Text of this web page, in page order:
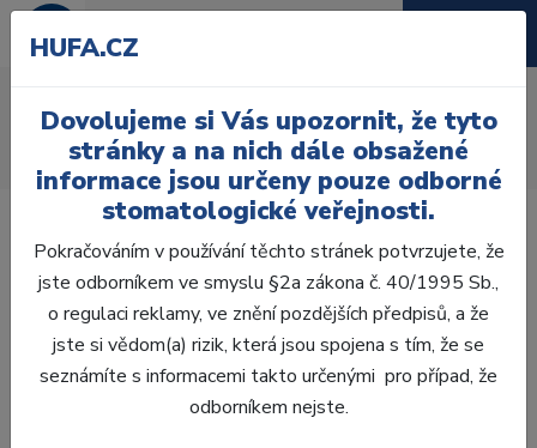
Úvod Laboratoř Zatmelování
Vložka
Sklokarbonová vložka
HUFA.CZ
Dovolujeme si Vás upozornit, že tyto
stránky a na nich dále obsažené
informace jsou určeny pouze odborné
stomatologické veřejnosti.
Pokračováním v používání těchto stránek potvrzujete, že
jste odborníkem ve smyslu §2a zákona č. 40/1995 Sb.,
o regulaci reklamy, ve znění pozdějších předpisů, a že
jste si vědom(a) rizik, která jsou spojena s tím, že se
seznámíte s informacemi takto určenými pro případ, že
odborníkem nejste.